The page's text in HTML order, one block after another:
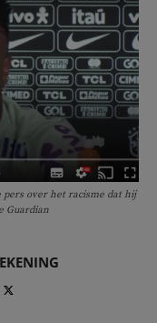
pers over het racisme dat hij
Guardian